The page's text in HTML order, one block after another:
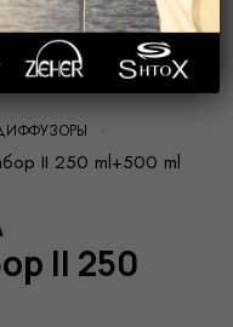
II 250 ml+500 ml
II 250